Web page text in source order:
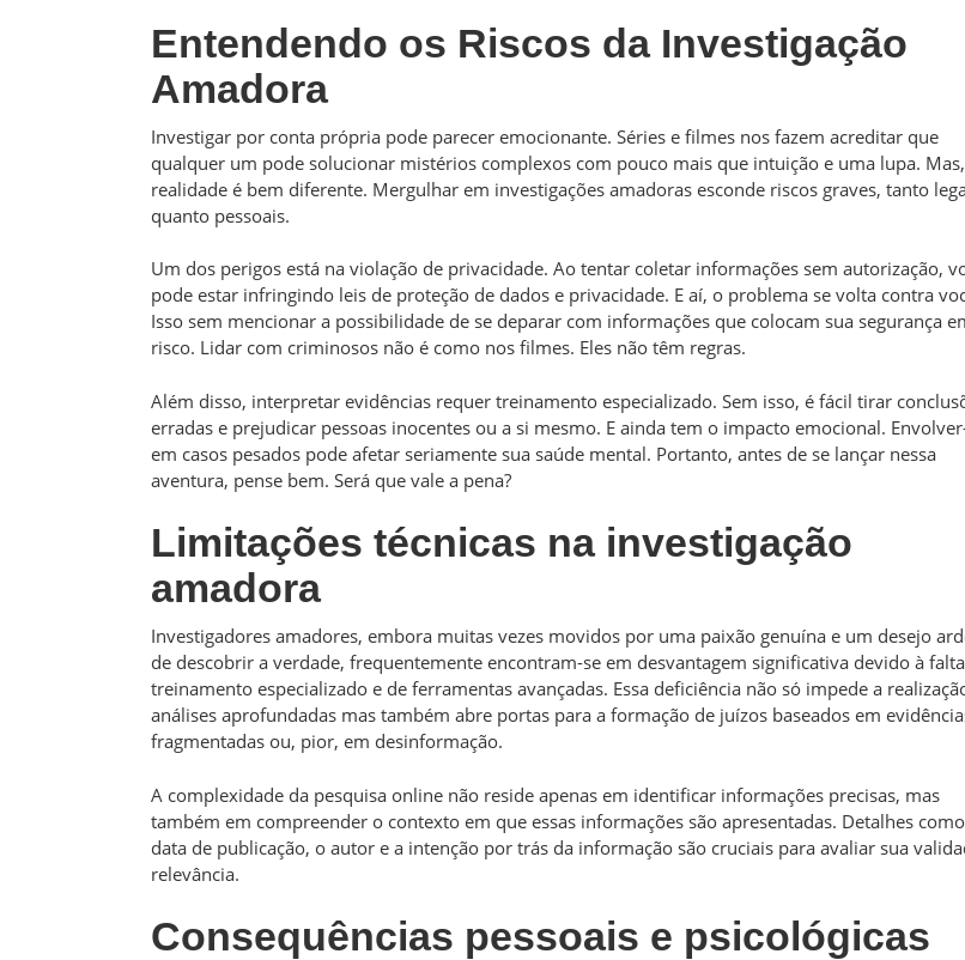
Entendendo os Riscos da Investigação
Amadora
Investigar por conta própria pode parecer emocionante. Séries e filmes nos fazem acreditar que
qualquer um pode solucionar mistérios complexos com pouco mais que intuição e uma lupa.
realidade é bem diferente. Mergulhar em investigações amadoras esconde riscos graves, tanto
quanto pessoais.
Um dos perigos está na violação de privacidade. Ao tentar coletar informações sem autorização,
pode estar infringindo leis de proteção de dados e privacidade. E aí, o problema se volta contra
Isso sem mencionar a possibilidade de se deparar com informações que colocam sua segurança
risco. Lidar com criminosos não é como nos filmes. Eles não têm regras.
Além disso, interpretar evidências requer treinamento especializado. Sem isso, é fácil tirar
erradas e prejudicar pessoas inocentes ou a si mesmo. E ainda tem o impacto emocional.
em casos pesados pode afetar seriamente sua saúde mental. Portanto, antes de se lançar nessa
aventura, pense bem. Será que vale a pena?
Limitações técnicas na investigação
amadora
Investigadores amadores, embora muitas vezes movidos por uma paixão genuína e um desejo
de descobrir a verdade, frequentemente encontram-se em desvantagem significativa devido à
treinamento especializado e de ferramentas avançadas. Essa deficiência não só impede a
análises aprofundadas mas também abre portas para a formação de juízos baseados em
fragmentadas ou, pior, em desinformação.
A complexidade da pesquisa online não reside apenas em identificar informações precisas, mas
também em compreender o contexto em que essas informações são apresentadas. Detalhes
data de publicação, o autor e a intenção por trás da informação são cruciais para avaliar sua
relevância.
Consequências pessoais e psicológicas